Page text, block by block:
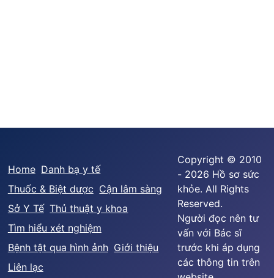
Home Danh bạ y tế
Thuốc & Biệt dược Cận lâm sàng
Sở Y Tế Thủ thuật y khoa
Tìm hiểu xét nghiệm
Bệnh tật qua hình ảnh Giới thiệu
Liên lạc
Copyright © 2010
- 2026 Hồ sơ sức
khỏe. All Rights
Reserved.
Người đọc nên tư
vấn với Bác sĩ
trước khi áp dụng
các thông tin trên